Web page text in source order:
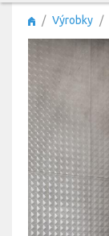
Výrobky